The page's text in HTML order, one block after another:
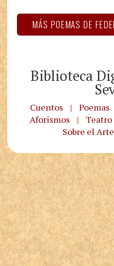
MÁS POEMAS DE
Biblioteca
Cuentos | Poemas
Aforismos
| Teatro
Sobre el